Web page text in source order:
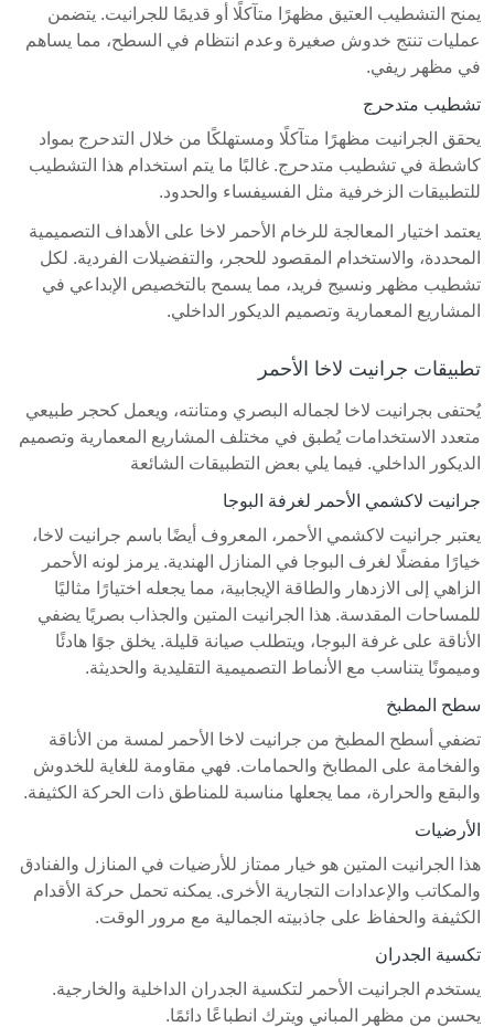
يمنح التشطيب العتيق مظهرًا متآكلًا أو قديمًا للجرانيت. يتضمن
عمليات تنتج خدوش صغيرة وعدم انتظام في السطح، مما يساهم
في مظهر ريفي.
تشطيب متدحرج
يحقق الجرانيت مظهرًا متآكلًا ومستهلكًا من خلال التدحرج بمواد
كاشطة في تشطيب متدحرج. غالبًا ما يتم استخدام هذا التشطيب
للتطبيقات الزخرفية مثل الفسيفساء والحدود.
يعتمد اختيار المعالجة للرخام الأحمر لاخا على الأهداف التصميمية
المحددة، والاستخدام المقصود للحجر، والتفضيلات الفردية. لكل
تشطيب مظهر ونسيج فريد، مما يسمح بالتخصيص الإبداعي في
المشاريع المعمارية وتصميم الديكور الداخلي.
تطبيقات جرانيت لاخا الأحمر
يُحتفى بجرانيت لاخا لجماله البصري ومتانته، ويعمل كحجر طبيعي
متعدد الاستخدامات يُطبق في مختلف المشاريع المعمارية وتصميم
الديكور الداخلي. فيما يلي بعض التطبيقات الشائعة
جرانيت لاكشمي الأحمر لغرفة البوجا
يعتبر جرانيت لاكشمي الأحمر، المعروف أيضًا باسم جرانيت لاخا،
خيارًا مفضلًا لغرف البوجا في المنازل الهندية. يرمز لونه الأحمر
الزاهي إلى الازدهار والطاقة الإيجابية، مما يجعله اختيارًا مثاليًا
للمساحات المقدسة. هذا الجرانيت المتين والجذاب بصريًا يضفي
الأناقة على غرفة البوجا، ويتطلب صيانة قليلة. يخلق جوًا هادئًا
وميمونًا يتناسب مع الأنماط التصميمية التقليدية والحديثة.
سطح المطبخ
تضفي أسطح المطبخ من جرانيت لاخا الأحمر لمسة من الأناقة
والفخامة على المطابخ والحمامات. فهي مقاومة للغاية للخدوش
والبقع والحرارة، مما يجعلها مناسبة للمناطق ذات الحركة الكثيفة.
الأرضيات
هذا الجرانيت المتين هو خيار ممتاز للأرضيات في المنازل والفنادق
والمكاتب والإعدادات التجارية الأخرى. يمكنه تحمل حركة الأقدام
الكثيفة والحفاظ على جاذبيته الجمالية مع مرور الوقت.
تكسية الجدران
يستخدم الجرانيت الأحمر لتكسية الجدران الداخلية والخارجية.
يحسن من مظهر المباني ويترك انطباعًا دائمًا.